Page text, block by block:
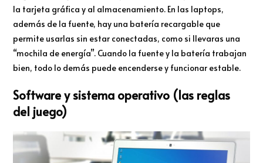
la tarjeta gráfica y al almacenamiento. En las laptops,
además de la fuente, hay una batería recargable que
permite usarlas sin estar conectadas, como si llevaras una
“mochila de energía”. Cuando la fuente y la batería trabajan
bien, todo lo demás puede encenderse y funcionar estable.
Software y sistema operativo (las reglas
del juego)